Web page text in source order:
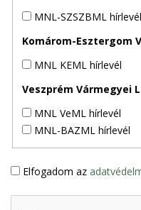
MNL-SZSZBML hírlevél
Komárom-Esztergom
MNL KEML hírlevél
Veszprém Vármegyei
MNL VeML hírlevél
MNL-BAZML hírlevél
Elfogadom az